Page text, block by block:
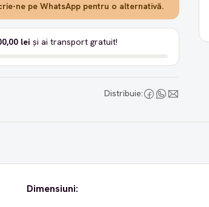
ne pe WhatsApp pentru o alternativă.
lei și ai transport gratuit!
Distribuie:
Dimensiuni: